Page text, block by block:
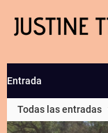
Entrada
Todas las entradas